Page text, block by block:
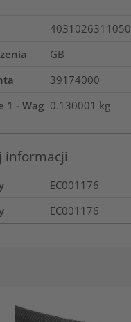
4031026311050
GB
39174000
1 - Wag 0.130001 kg
informacji
EC001176
EC001176